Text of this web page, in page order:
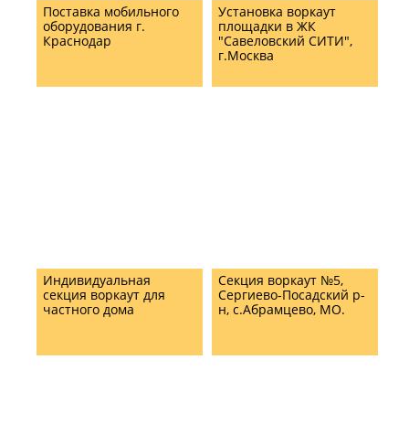
Поставка мобильного
оборудования г.
Краснодар
Установка воркаут
площадки в ЖК
"Савеловский СИТИ",
г.Москва
Индивидуальная
секция воркаут для
частного дома
Секция воркаут №5,
Сергиево-Посадский р-
н, с.Абрамцево, МО.